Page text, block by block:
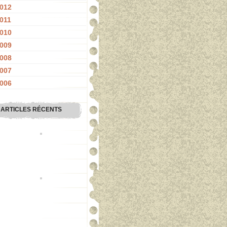
ARTICLES RÉCENTS